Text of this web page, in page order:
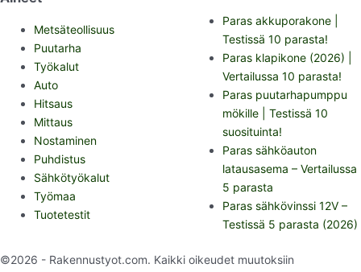
Metsäteollisuus
Puutarha
Työkalut
Auto
Hitsaus
Mittaus
Nostaminen
Puhdistus
Sähkötyökalut
Työmaa
Tuotetestit
Paras akkuporakone |
Testissä 10 parasta!
Paras klapikone (2026) |
Vertailussa 10 parasta!
Paras puutarhapumppu
mökille | Testissä 10
suosituinta!
Paras sähköauton
latausasema – Vertailussa
5 parasta
Paras sähkövinssi 12V –
Testissä 5 parasta (2026)
©2026 - Rakennustyot.com. Kaikki oikeudet muutoksiin